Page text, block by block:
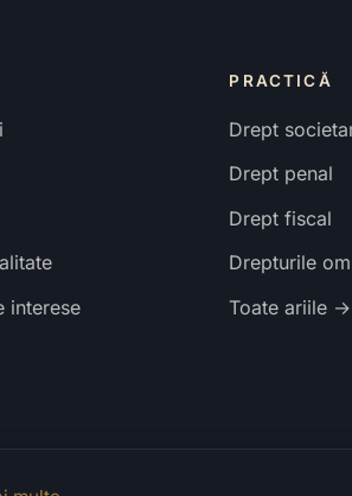
interese
PRACTICĂ
Drept
Drept penal
Drept fiscal
Drepturile
Toate ariile →